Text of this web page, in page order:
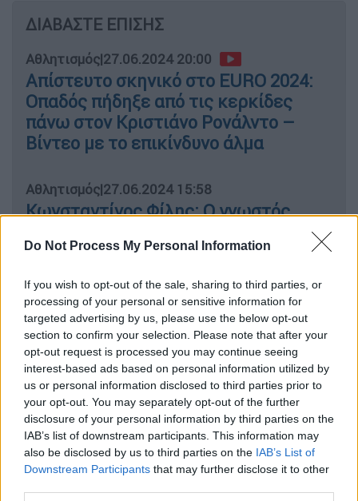
Do Not Process My Personal Information
If you wish to opt-out of the sale, sharing to third parties, or
processing of your personal or sensitive information for
targeted advertising by us, please use the below opt-out
section to confirm your selection. Please note that after your
opt-out request is processed you may continue seeing
interest-based ads based on personal information utilized by
us or personal information disclosed to third parties prior to
your opt-out. You may separately opt-out of the further
disclosure of your personal information by third parties on the
IAB’s list of downstream participants. This information may
also be disclosed by us to third parties on the IAB’s List of
Downstream Participants that may further disclose it to other
ΔΙΑΒΑΣΤΕ ΕΠΙΣΗΣ
Αθλητισμός|27.06.2024 20:00
Απίστευτο σκηνικό στο EURO 2024:
Οπαδός πήδηξε από τις κερκίδες
πάνω στον Κριστιάνο Ρονάλντο –
Βίντεο με το επικίνδυνο άλμα
Αθλητισμός|27.06.2024 15:58
Κωνσταντίνος Φίλης: Ο γνωστός
υποψηφιότητά του για την ηγεσία του
Συνέπεια σε άμυνα και επίθεση
Οι παίκτες του Βασίλη Σπανούλη ήταν για
δεύτερο συνεχόμενο παιχνίδι συνεπής σε
άμυνα και επίθεση, επέβαλαν τον ρυθμό
τους, έτρεξαν το γήπεδο μοιράζοντας 38
ασίστ και δεν άφησαν περιθώρια αντίδρασης
στιςΜπαχάμες.